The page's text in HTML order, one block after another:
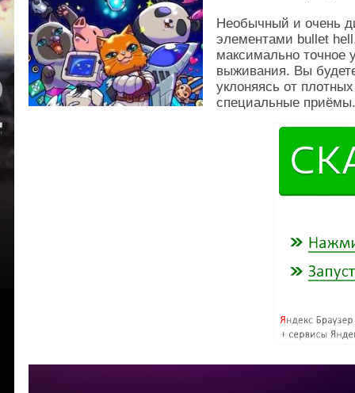
Необычный и очень
элементами bullet
максимально точное
выживания. Вы
уклоняясь от
специальные приёмы.